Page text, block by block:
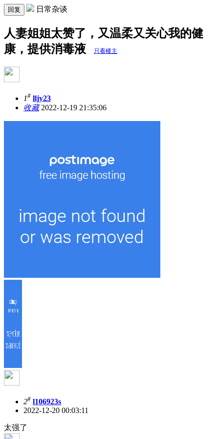
回复 日常杂谈
人妻姐姐太赞了，又温柔又关心我的健
康，提供消毒液
只看楼主
1# lljy23
收藏2022-12-19 21:35:06
2# l106923s
2022-12-20 00:03:11
太强了